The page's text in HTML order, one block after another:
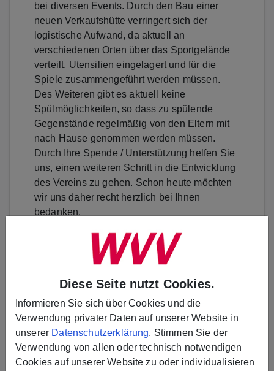
Diese Seite nutzt Cookies.
Informieren Sie sich über Cookies und die
Verwendung privater Daten auf unserer Website in
unserer Datenschutzerklärung. Stimmen Sie der
Verwendung von allen oder technisch notwendigen
Cookies auf unserer Website zu oder individualisieren
bei diversen Events. Durch den Bau einer
neuen Verkaufshütte verringert sich der
logistische Aufwand, da aktuell an
verschiedenen Orten über das Sportgelände
verteilt, Utensilien eingelagert und für die
Spiele zusammengeführt werden müssen.
Des Weiteren gibt es aktuell keine
Spülmöglichkeiten, so dass zu spülende
Gegenstände regelmäßig von den Eltern mit
nach Hause genommen werden müssen.
Durch Ihre Spende / Unterstützung helfen Sie
uns, einen weiteren Schritt in die Entwicklung
des Vereins zu gehen. Schon heute möchten
wir uns daher recht herzlich bei Ihnen
bedanken.
Erzählen Sie es Ihren Freunden
𝕏